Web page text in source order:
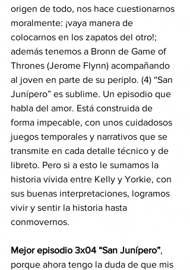
origen de todo, nos hace cuestionarnos
moralmente: ¡vaya manera de
colocarnos en los zapatos del otro!;
además tenemos a Bronn de Game of
Thrones (Jerome Flynn) acompañando
al joven en parte de su periplo. (4) “San
Junípero” es sublime. Un episodio que
habla del amor. Está construida de
forma impecable, con unos cuidadosos
juegos temporales y narrativos que se
transmite en cada detalle técnico y de
libreto. Pero si a esto le sumamos la
historia vívida entre Kelly y Yorkie, con
sus buenas interpretaciones, logramos
vivir y sentir la historia hasta
conmovernos.
Mejor episodio 3x04 “San Junípero”,
porque ahora tengo la duda de que mis